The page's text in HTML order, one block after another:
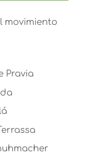
movimiento
Pravia